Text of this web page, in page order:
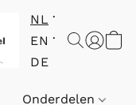
NL
EN
DE
Onderdelen